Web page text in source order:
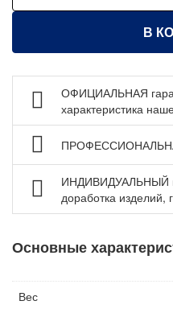
Выдвижные короба
Стеллажи металлические
Сейфы
Рабочие стулья
Тележки ручные для
Колеса и колесные опоры
Аксессуары для сварки
Контейнеры
Нестандартные изделия
Платформы подкатные SF
В
ОФИЦИАЛЬНАЯ
характеристика
ИНДИВИДУАЛЬНЫЙ
доработка изделий,
Основные
Вес